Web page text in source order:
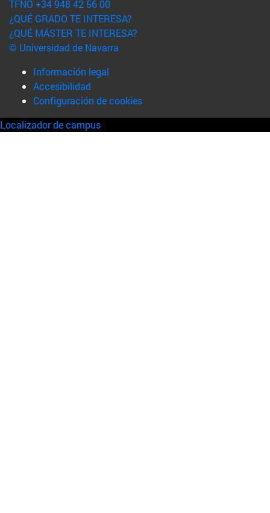
TFNO +34 948 42 56 00
¿QUÉ GRADO TE INTERESA?
¿QUÉ MÁSTER TE INTERESA?
© Universidad de Navarra
Información legal
Accesibilidad
Configuración de cookies
Localizador de campus